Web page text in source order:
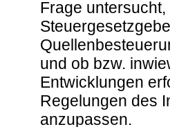
Frage
und ob bzw.
Entwicklungen
Regelungen des
anzupassen.